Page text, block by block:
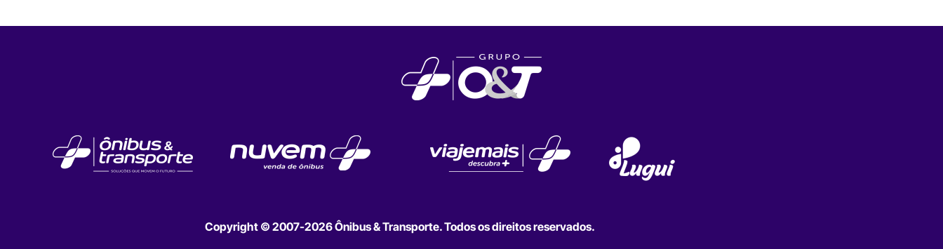
Copyright © 2007-2026 Ônibus & Transporte. Todos os direitos reservados.